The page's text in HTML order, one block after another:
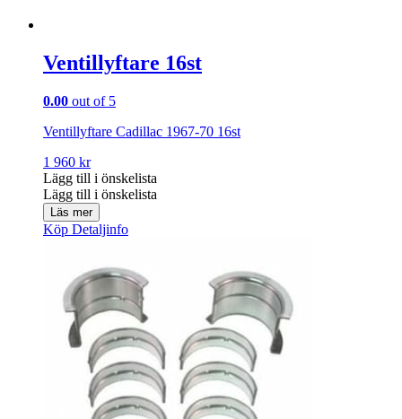
Ventillyftare 16st
0.00 out of 5
Ventillyftare Cadillac 1967-70 16st
1 960 kr
Lägg till i önskelista
Lägg till i önskelista
Läs mer
Köp Detaljinfo